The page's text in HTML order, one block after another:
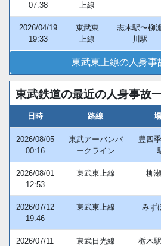
07:38
上線
2026/04/19
19:33
東武東
上線
志木駅〜柳
川駅
東武東上線の人身事
東武鉄道の最近の人身事故
日時 路線
2026/08/05
00:16
東武アーバンパ
ークライン
豊四
2026/08/01
12:53
東武東上線 柳
2026/07/12
19:46
東武東上線 みず
2026/07/11 東武日光線 栃木